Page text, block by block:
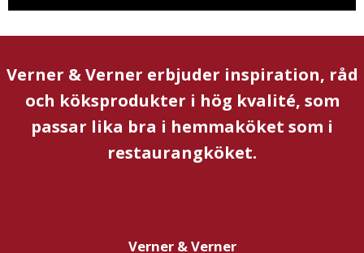
Verner & Verner erbjuder inspiration, råd
och köksprodukter i hög kvalité, som
passar lika bra i hemmaköket som i
restaurangköket.
Verner & Verner